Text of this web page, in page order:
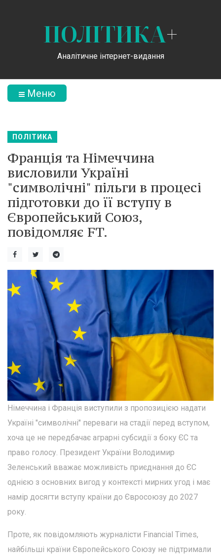
ПОЛІТИКА+
Аналітичне інтернет-видання
Меню
ПОЛІТИКА
Франція та Німеччина
висловили Україні
"символічні" пільги в процесі
підготовки до її вступу в
Європейський Союз,
повідомляє FT.
Німеччина і Франція виступили з пропозицією надати
Україні "символічні" переваги на стадії перед вступом,
хоча це не передбачає аграрні субсидії з боку ЄС та
право голосу. Президент України Володимир
Зеленський вважає можливість приєднання до ЄС
однією з основних вигод у контексті мирних угод і має
намір досягти вступу країни до Євросоюзу до 2027
року.
Проте, як повідомляють журналісти Financial Times,
найбільші країни Європейського Союзу не підтримали